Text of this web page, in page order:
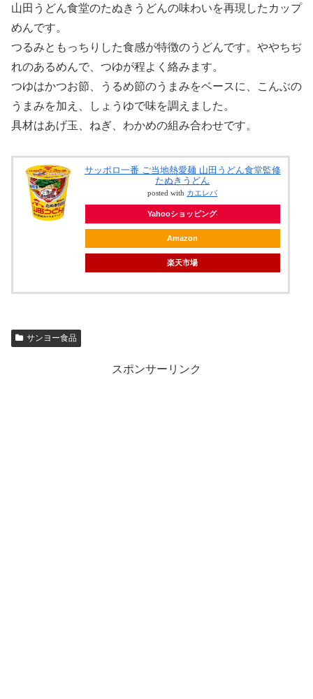
山田うどん食堂のたぬきうどんの味わいを再現したカップ
めんです。
つるみともっちりした食感が特徴のうどんです。ややちぢ
れのあるめんで、つゆが程よく絡みます。
つゆはかつお節、うるめ節のうまみをベースに、こんぶの
うまみを加え、しょうゆで味を調えました。
具材はあげ玉、ねぎ、わかめの組み合わせです。
サッポロ一番 ご当地熱愛麺 山田うどん食堂監修
たぬきうどん
posted with カエレバ
Yahooショッピング
Amazon
楽天市場
サンヨー食品
スポンサーリンク